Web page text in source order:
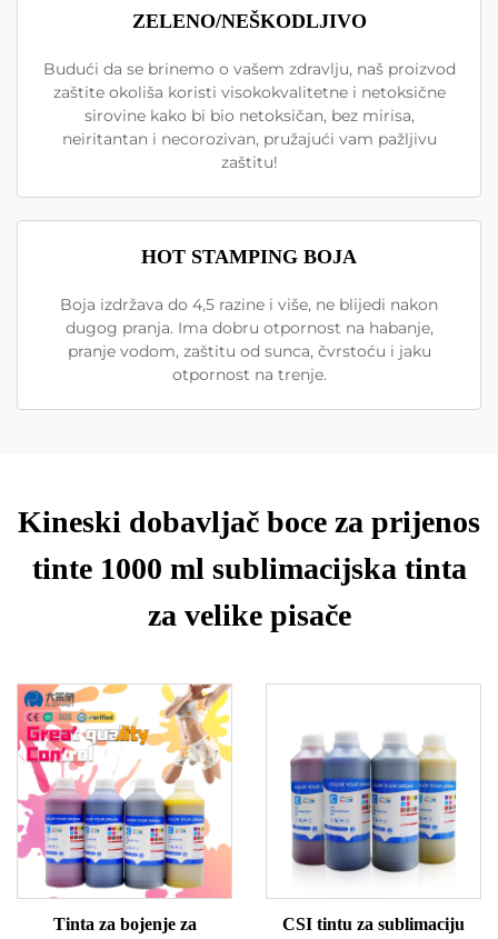
ZELENO/NEŠKODLJIVO
Budući da se brinemo o vašem zdravlju, naš proizvod
zaštite okoliša koristi visokokvalitetne i netoksične
sirovine kako bi bio netoksičan, bez mirisa,
neiritantan i necorozivan, pružajući vam pažljivu
zaštitu!
HOT STAMPING BOJA
Boja izdržava do 4,5 razine i više, ne blijedi nakon
dugog pranja. Ima dobru otpornost na habanje,
pranje vodom, zaštitu od sunca, čvrstoću i jaku
otpornost na trenje.
Kineski dobavljač boce za prijenos
tinte 1000 ml sublimacijska tinta
za velike pisače
Tinta za bojenje za CSI tintu za sublimaciju